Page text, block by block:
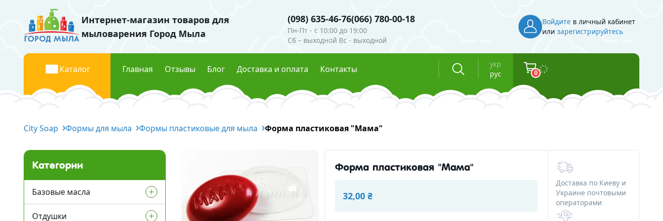
Интернет-магазин товаров для
мыловарения Город Мыла
(098) 635-46-76(066) 780-00-18
Пн-Пт - c 10:00 до 19:00
Сб – выходной Вс - выходной
Войдитев личный кабинет
или зарегистрируйтесь
Каталог
Жидкие базовые масла
Отдушки
Отдушки Украина
Жидкие пигменты
Глиттеры
Флуоресцентные пигменты
Мика косметическая
Эфирные масла
Флаконы для косметики
Баночки для косметики
Вакуумные флаконы
Тубы для косметики
Главная Отзывы Блог Доставка и оплата Контакты
укр
рус
0
City Soap Формы для мыла Формы пластиковые для мыла Форма пластиковая "Мама"
Категории
Базовые масла
Жидкие базовые масла
Отдушки
Форма пластиковая "Мама"
32,00 ₴
Доставка по Киеву и
Украине почтовыми
операторами